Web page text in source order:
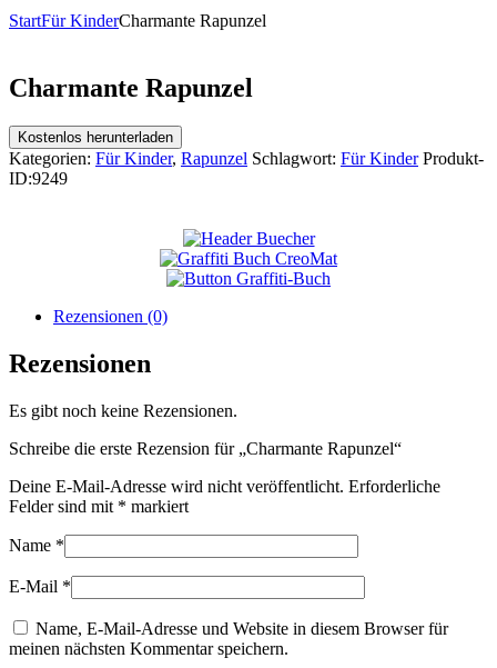
StartFür KinderCharmante Rapunzel
Charmante Rapunzel
Kostenlos herunterladen
Kategorien: Für Kinder, Rapunzel Schlagwort: Für Kinder Produkt-
ID:9249
Rezensionen (0)
Rezensionen
Es gibt noch keine Rezensionen.
Schreibe die erste Rezension für „Charmante Rapunzel“
Deine E-Mail-Adresse wird nicht veröffentlicht. Erforderliche
Felder sind mit * markiert
Name *
E-Mail *
Name, E-Mail-Adresse und Website in diesem Browser für
meinen nächsten Kommentar speichern.